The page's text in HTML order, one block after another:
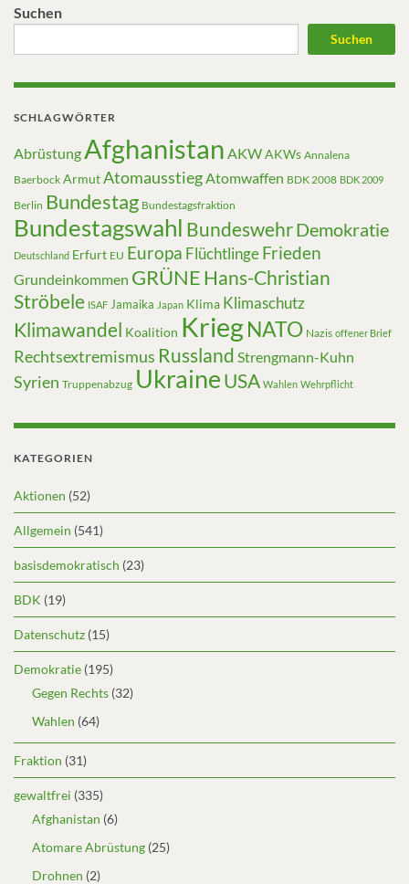
Suchen
Suchen
SCHLAGWÖRTER
Abrüstung Afghanistan AKWAKWs Annalena
Baerbock ArmutAtomausstiegAtomwaffen BDK 2008 BDK 2009
Berlin Bundestag Bundestagsfraktion
Bundestagswahl BundeswehrDemokratie
Deutschland Erfurt EU Europa FlüchtlingeFrieden
Grundeinkommen GRÜNE Hans-Christian
Ströbele ISAF Jamaika Japan Klima Klimaschutz
Klimawandel Koalition KriegNATO Nazis offener Brief
Rechtsextremismus Russland Strengmann-Kuhn
Syrien Truppenabzug UkraineUSA Wahlen Wehrpflicht
KATEGORIEN
Aktionen (52)
Allgemein (541)
basisdemokratisch (23)
BDK (19)
Datenschutz (15)
Demokratie (195)
Gegen Rechts (32)
Wahlen (64)
Fraktion (31)
gewaltfrei (335)
Afghanistan (6)
Atomare Abrüstung (25)
Drohnen (2)